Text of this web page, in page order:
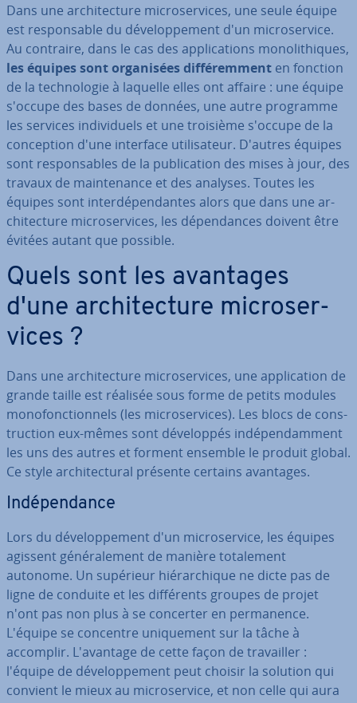
Dans une ar­chi­tec­ture mi­cro­ser­vices, une seule équipe
est res­pon­sable du dé­ve­lop­pe­ment d'un mi­cro­ser­vice.
Au contraire, dans le cas des ap­pli­ca­tions mo­no­li­thiques,
les équipes sont or­ga­ni­sées dif­fé­rem­ment en fonction
de la tech­no­lo­gie à laquelle elles ont affaire : une équipe
s'occupe des bases de données, une autre programme
les services in­di­vi­duels et une troisième s'occupe de la
con­cep­tion d'une interface uti­li­sa­teur. D'autres équipes
sont res­pon­sables de la pu­bli­ca­tion des mises à jour, des
travaux de main­te­nance et des analyses. Toutes les
équipes sont in­ter­dé­pen­dantes alors que dans une ar­
chi­tec­ture mi­cro­ser­vices, les dé­pen­dances doivent être
évitées autant que possible.
Quels sont les avantages
d'une ar­chi­tec­ture mi­cro­ser­
vices ?
Dans une ar­chi­tec­ture mi­cro­ser­vices, une ap­pli­ca­tion de
grande taille est réalisée sous forme de petits modules
mo­no­fonc­tion­nels (les mi­cro­ser­vices). Les blocs de cons­
truc­tion eux-mêmes sont dé­ve­lop­pés in­dé­pen­dam­ment
les uns des autres et forment ensemble le produit global.
Ce style ar­chi­tec­tu­ral présente certains avantages.
In­dé­pen­dance
Lors du dé­ve­lop­pe­ment d'un mi­cro­ser­vice, les équipes
agissent gé­né­ra­le­ment de manière to­ta­le­ment
autonome. Un supérieur hié­rar­chique ne dicte pas de
ligne de conduite et les dif­fé­rents groupes de projet
n'ont pas non plus à se concerter en per­ma­nence.
L'équipe se concentre uni­que­ment sur la tâche à
accomplir. L'avan­tage de cette façon de tra­vail­ler :
l'équipe de dé­ve­lop­pe­ment peut choisir la solution qui
convient le mieux au mi­cro­ser­vice, et non celle qui aura